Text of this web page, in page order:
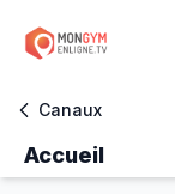
Canaux
Accueil